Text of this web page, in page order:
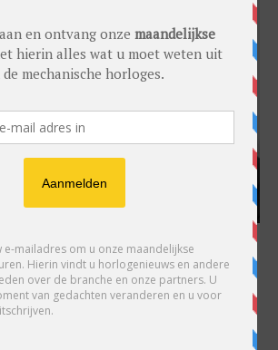
van 0024 Horloges. Een horlogeliefhebber en
voor wie de liefde al decennia teruggaat. Voor
passie, net als de oneindige interesse in